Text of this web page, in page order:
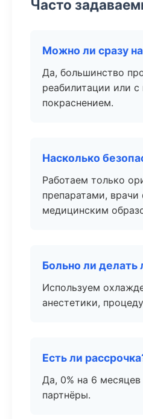
Часто
Можно ли сразу
Да, большинство
реабилитации или
покраснением.
Насколько
Работаем только
препаратами,
медицинским
Больно ли делать
Используем
анестетики,
Есть ли
Да, 0% на 6
партнёры.